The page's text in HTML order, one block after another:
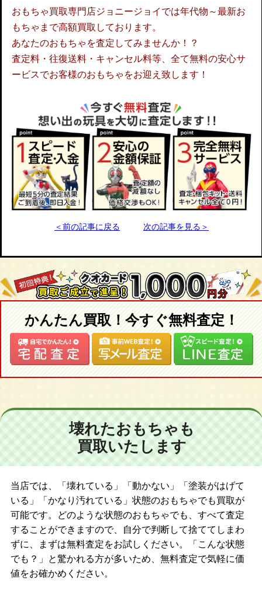
おもちゃ買取専門店ジョニージョイでは年代物～最新お
もちゃまで高額買取しております。
あなたのおもちゃを査定してみませんか！？
査定料・往復送料・キャンセル料等、全て無料の安心サ
ービスでお客様のおもちゃをお迎え致します！
＜前の記事に戻る 次の記事を見る＞
かんたん買取！今すぐ無料査定！
壊れたおもちゃも
買取いたします
当店では、「壊れている」「動かない」「塗装がはげて
いる」「かなり汚れている」状態のおもちゃでも買取が
可能です。どのような状態のおもちゃでも、すべて査定
することができますので、自分で判断して捨ててしまわ
ずに、まずは無料査定をお試しください。「こんな状態
でも？」と驚かれる方が多いため、無料査定で気軽に価
値をお確かめください。